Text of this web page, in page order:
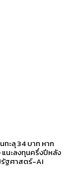
ทะลุ 34 บาท หาก
นะลงทุนครึ่งปีหลัง
รัฐศาสตร์-AI